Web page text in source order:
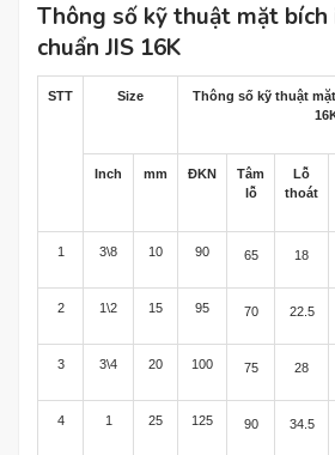
Thông số kỹ thuật mặt
chuẩn JIS 16K
STT Size
Thông số kỹ thuật
Inch mm ĐKN
Tâm
lỗ
Lỗ
thoát
1 3\8 10 90 65 18
2 1\2 15 95 70 22.5
3 3\4 20 100 75 28
4 1 25 125 90 34.5